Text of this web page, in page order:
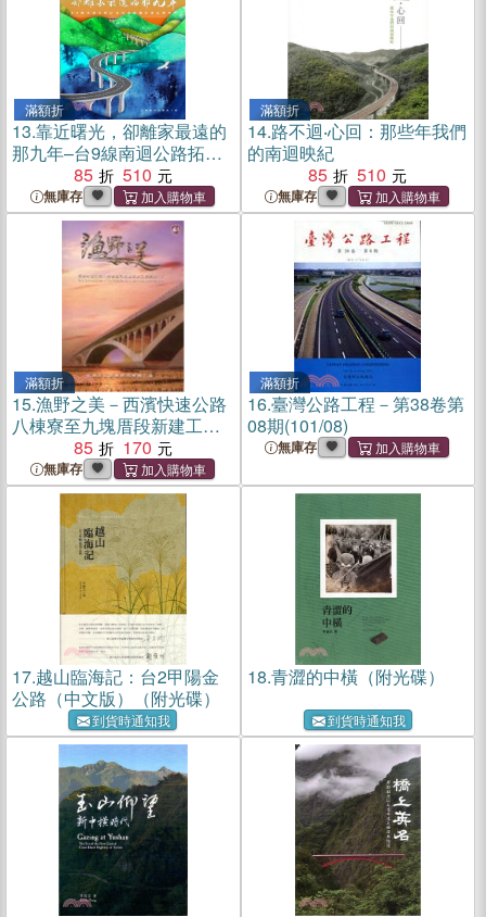
滿額折
13.靠近曙光，卻離家最遠的
那九年–台9線南迴公路拓寬
改善後續計畫紀錄專輯（平
裝附數位影音光碟）
85 510
無庫存
滿額折
14.路不迴‧心回：那些年我們
的南迴映紀
85
510
無庫存
滿額折
15.漁野之美－西濱快速公路
八棟寮至九塊厝段新建工程
工程紀錄片３ (DVD)
85 170
無庫存
滿額折
16.臺灣公路工程－第38卷第
08期(101/08)
無庫存
17.越山臨海記：台2甲陽金
公路（中文版）（附光碟）
到貨時通知我
18.青澀的中橫（附光碟）
到貨時通知我